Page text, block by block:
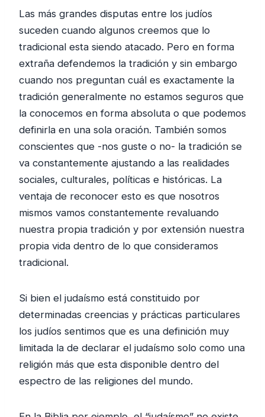
Las más grandes disputas entre los judíos
suceden cuando algunos creemos que lo
tradicional esta siendo atacado. Pero en forma
extraña defendemos la tradición y sin embargo
cuando nos preguntan cuál es exactamente la
tradición generalmente no estamos seguros que
la conocemos en forma absoluta o que podemos
definirla en una sola oración. También somos
conscientes que -nos guste o no- la tradición se
va constantemente ajustando a las realidades
sociales, culturales, políticas e históricas. La
ventaja de reconocer esto es que nosotros
mismos vamos constantemente revaluando
nuestra propia tradición y por extensión nuestra
propia vida dentro de lo que consideramos
tradicional.
Si bien el judaísmo está constituido por
determinadas creencias y prácticas particulares
los judíos sentimos que es una definición muy
limitada la de declarar el judaísmo solo como una
religión más que esta disponible dentro del
espectro de las religiones del mundo.